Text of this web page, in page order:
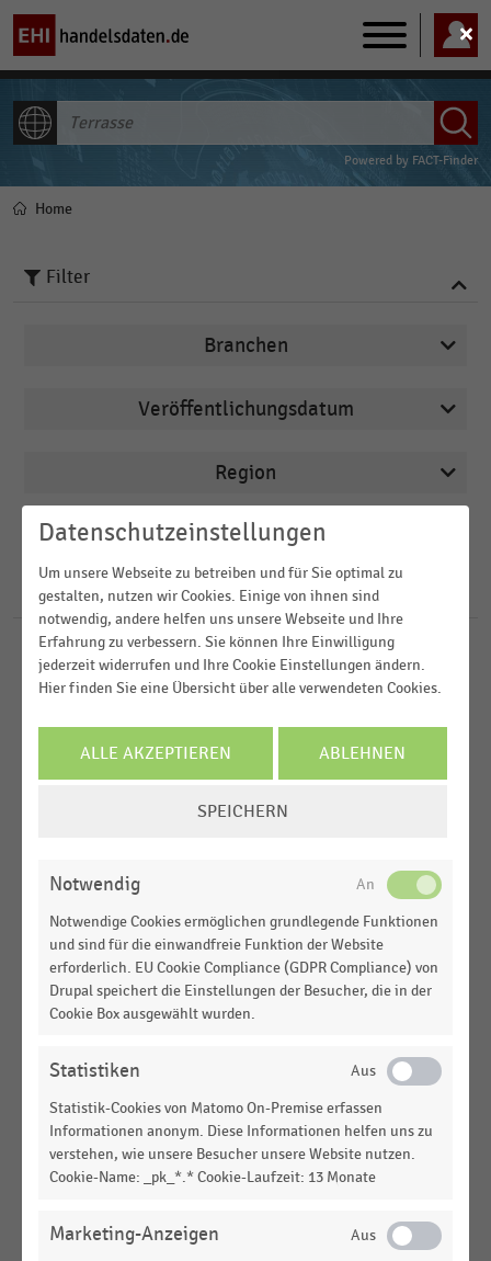
Main
navigation
Powered by FACT-Finder
Pfadnavigation
Home
32Ergebnisse fürTerrasse
DEUTSCHSPRACHIGER EINZELHANDEL|STATISTIK
Anzahl der Standorte der organisierten
2024)
GARTENCENTER UND BLUMENFACHHANDEL|STATISTIK
STATISTIK
Möglichkeiten des Zustellortes im Angebot der
Online-Händler (2021)
GARTENCENTER UND BLUMENFACHHANDEL|STATISTIK
Besitz von Balkon oder Terrasse (2011-2020)
Interesse an alternativen Antriebstechnologien
DEUTSCHSPRACHIGER EINZELHANDEL
Interesse der Verbraucher:innen in Deutschland
und Österreich an einem Einkauf von
Shops bzw. Plattformen (2025)
Filter
Branchen
Bau- und Heimwerkermärkte
Deutschsprachiger Einzelhandel
E-Commerce
E-Commerce und Versandhandel
Einkaufsverhalten
MEHR ANZEIGEN
Veröffentlichungsdatum
2022
2021
2020
MEHR ANZEIGEN
Region
Österreich
D-A-CH-Region
Weltweit
MEHR ANZEIGEN
FILTER ZURÜCKSETZEN
Datenschutzeinstellungen
Um unsere Webseite zu betreiben und für Sie optimal zu
gestalten, nutzen wir Cookies. Einige von ihnen sind
notwendig, andere helfen uns unsere Webseite und Ihre
Erfahrung zu verbessern. Sie können Ihre Einwilligung
jederzeit widerrufen und Ihre Cookie Einstellungen ändern.
Hier finden Sie eine Übersicht über alle verwendeten Cookies.
ALLE AKZEPTIEREN ABLEHNEN
SPEICHERN
Notwendig
Notwendige Cookies ermöglichen grundlegende Funktionen
und sind für die einwandfreie Funktion der Website
erforderlich. EU Cookie Compliance (GDPR Compliance) von
Drupal speichert die Einstellungen der Besucher, die in der
Cookie Box ausgewählt wurden.
Statistiken
Statistik-Cookies von Matomo On-Premise erfassen
Informationen anonym. Diese Informationen helfen uns zu
verstehen, wie unsere Besucher unsere Website nutzen.
Cookie-Name: _pk_*.* Cookie-Laufzeit: 13 Monate
Marketing-Anzeigen